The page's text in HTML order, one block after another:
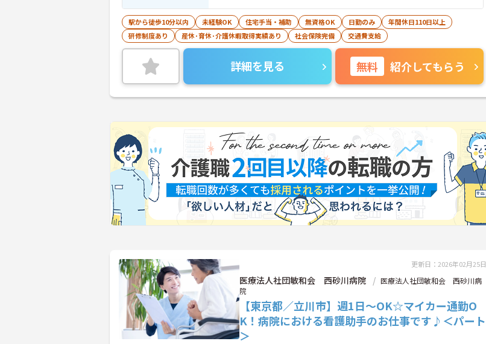
駅から徒歩10分以内 未経験OK 住宅手当・補助 無資格OK 日勤のみ
年間休日110日以上
研修制度あり
産休･育休･介護休暇取得実績あり 社会保険完備 交通費支給
詳細を見る 無料 紹介してもらう
更新日：2026年02月25日
医療法人社団敏和会 西砂川病院
医療法人社団敏和会 西砂川病
院
【東京都／立川市】週1日～OK☆マイカー通勤O
K！病院における看護助手のお仕事です♪＜パート
＞